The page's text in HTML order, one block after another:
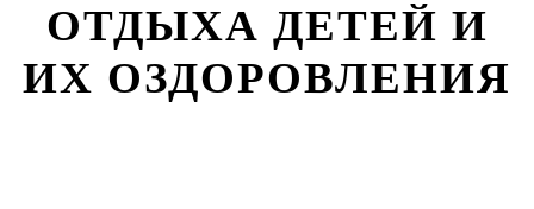
ОТДЫХА ДЕТЕЙ И
ИХ ОЗДОРОВЛЕНИЯ